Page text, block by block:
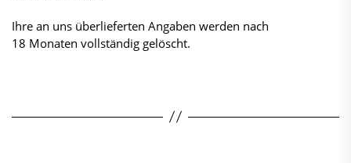
​Ihre an uns überlieferten Angaben werden nach
18 Monaten vollständig gelöscht.